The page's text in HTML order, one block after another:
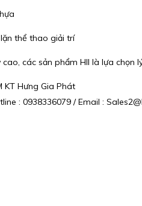
thể thao giải trí
các sản phẩm HII là lựa
KT Hưng Gia Phát
: 0938336079 / Email :